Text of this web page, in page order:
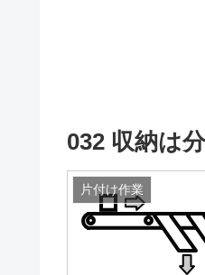
032 収納は
片付け作業